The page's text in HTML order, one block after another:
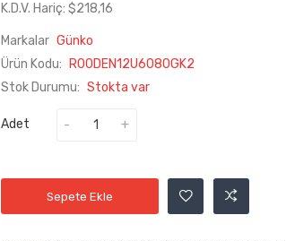
K.D.V. Hariç: $218,16
Markalar Günko
Ürün Kodu:
R00DEN12U6080GK2
Stok Durumu: Stokta var
Adet
Sepete Ekle